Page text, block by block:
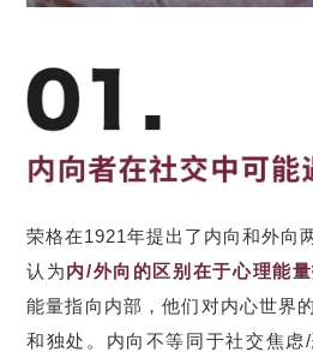
荣格在1921年提出了内向和外向
认为内/外向的区别在于心理能
能量指向内部，他们对内心世界
和独处。内向不等同于社交焦虑